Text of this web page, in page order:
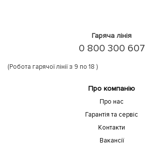
Гаряча лінія
0 800 300 607
(Робота гарячої лінії з 9 по 18 )
Про компанію
Про нас
Гарантія та сервіс
Контакти
Вакансії